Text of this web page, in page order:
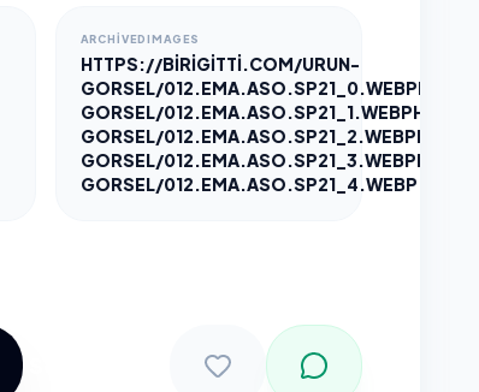
ARCHIVEDIMAGES
HTTPS://BIRIGITTI.COM/URUN-
GORSEL/012.EMA.ASO.SP21_0.WEBP
GORSEL/012.EMA.ASO.SP21_1.WEBP
GORSEL/012.EMA.ASO.SP21_2.WEBP
GORSEL/012.EMA.ASO.SP21_3.WEBP
GORSEL/012.EMA.ASO.SP21_4.WEBP